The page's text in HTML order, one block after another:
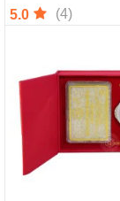
5.0 (4)